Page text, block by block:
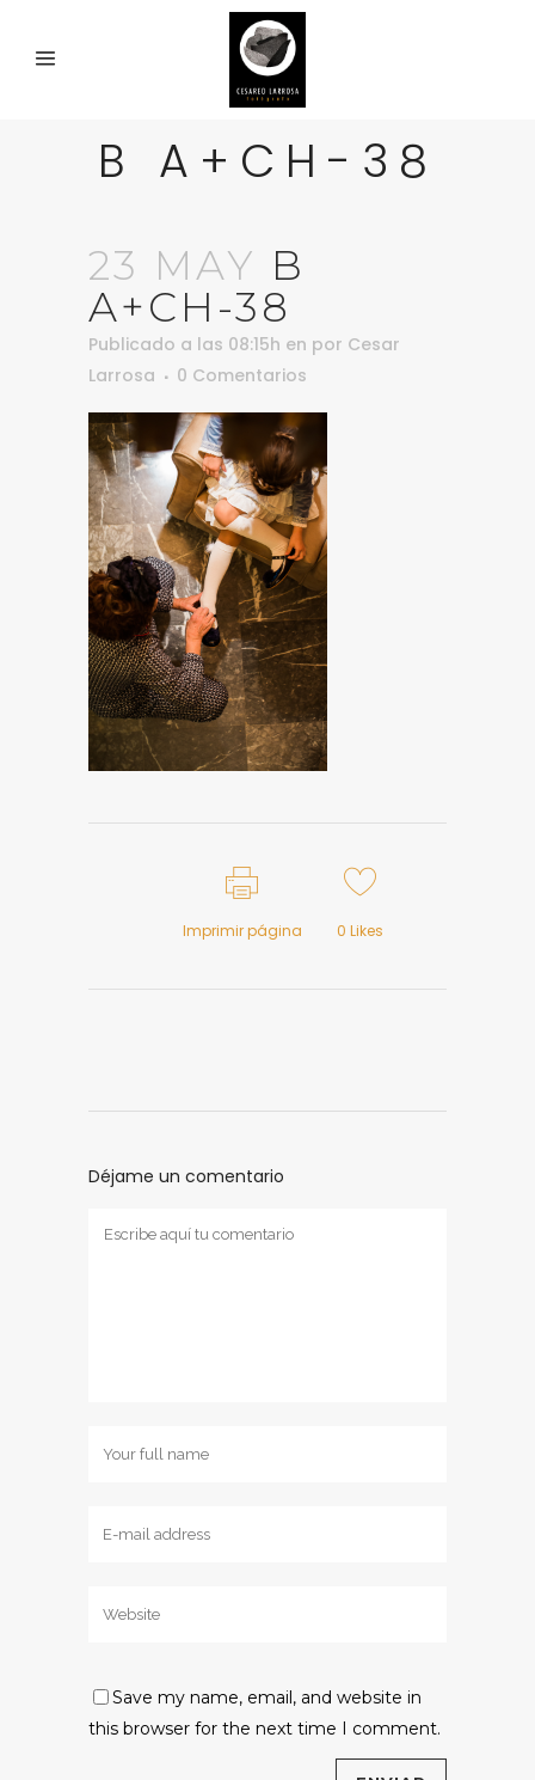
B A+CH-38
23 MAY B
A+CH-38
Publicado a las 08:15h en por Cesar
Larrosa
0 Comentarios
Imprimir página 0 Likes
Déjame un comentario
Save my name, email, and website in
this browser for the next time I comment.